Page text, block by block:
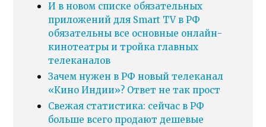
И в новом списке обязательных
приложений для Smart TV в РФ
обязательны все основные онлайн-
кинотеатры и тройка главных
телеканалов
Зачем нужен в РФ новый телеканал
«Кино Индии»? Ответ не так прост
Свежая статистика: сейчас в РФ
больше всего продают дешевые